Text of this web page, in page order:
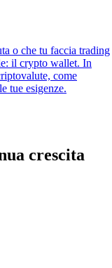
o che tu faccia trading
il crypto wallet. In
come
tue esigenze.
crescita